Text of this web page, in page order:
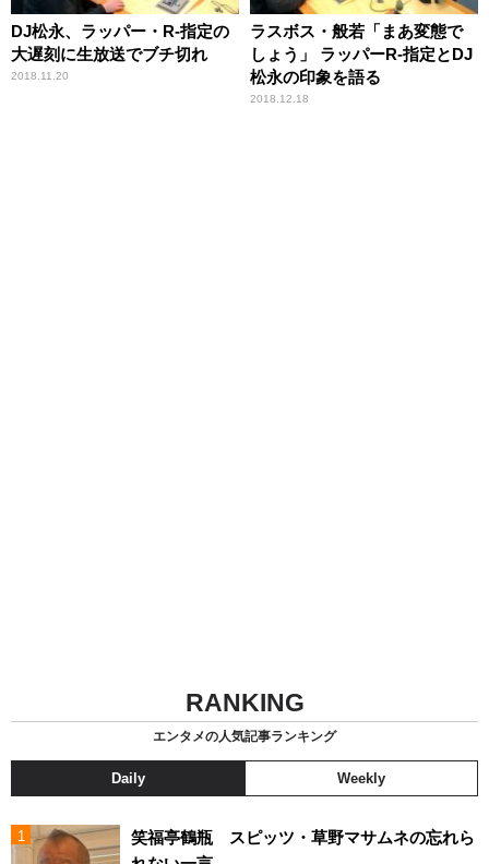
DJ松永、ラッパー・R-指定の
大遅刻に生放送でブチ切れ
2018.11.20
ラスボス・般若「まあ変態で
しょう」 ラッパーR-指定とDJ
松永の印象を語る
2018.12.18
RANKING
エンタメの人気記事ランキング
Daily Weekly
笑福亭鶴瓶 スピッツ・草野マサムネの忘れら